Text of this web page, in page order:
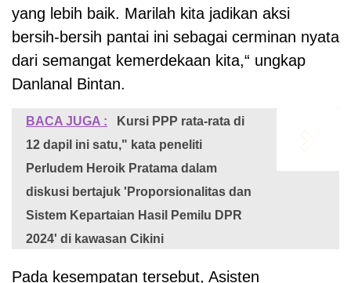
yang lebih baik. Marilah kita jadikan aksi
bersih-bersih pantai ini sebagai cerminan nyata
dari semangat kemerdekaan kita,“ ungkap
Danlanal Bintan.
BACA JUGA :
Kursi PPP rata-rata di
12 dapil ini satu," kata peneliti
Perludem Heroik Pratama dalam
diskusi bertajuk 'Proporsionalitas dan
Sistem Kepartaian Hasil Pemilu DPR
2024' di kawasan Cikini
Pada kesempatan tersebut, Asisten